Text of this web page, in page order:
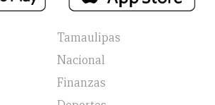
Tamaulipas
Nacional
Finanzas